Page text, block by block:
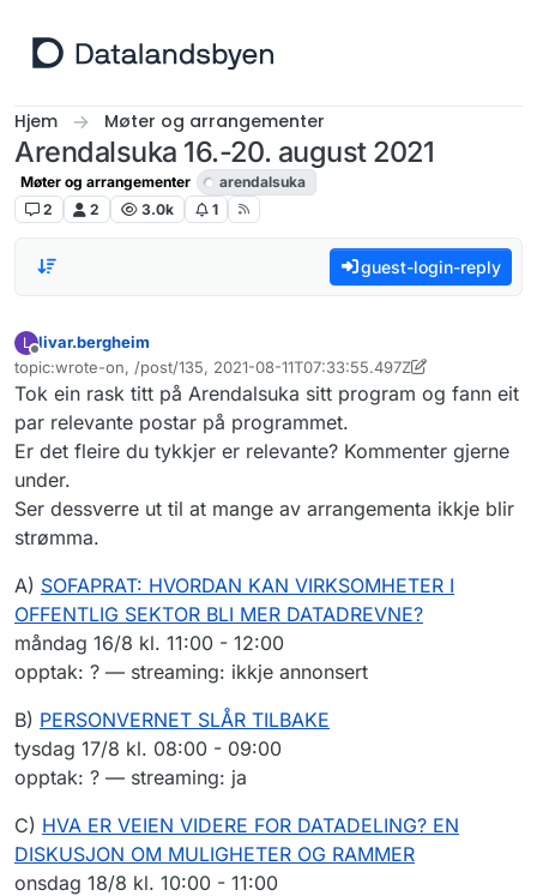
Hjem Møter og arrangementer
Arendalsuka 16.-20. august 2021
Møter og arrangementer
arendalsuka
2
2 3.0k 1
guest-login-reply
L
Frakoblet
livar.bergheim
topic:wrote-on, /post/135, 2021-08-11T07:33:55.497Z
Sist endret av livar.bergheim
Tok ein rask titt på Arendalsuka sitt program og fann eit
par relevante postar på programmet.
Er det fleire du tykkjer er relevante? Kommenter gjerne
under.
Ser dessverre ut til at mange av arrangementa ikkje blir
strømma.
A) SOFAPRAT: HVORDAN KAN VIRKSOMHETER I
OFFENTLIG SEKTOR BLI MER DATADREVNE?
måndag 16/8 kl. 11:00 - 12:00
opptak: ? — streaming: ikkje annonsert
B) PERSONVERNET SLÅR TILBAKE
tysdag 17/8 kl. 08:00 - 09:00
opptak: ? — streaming: ja
C) HVA ER VEIEN VIDERE FOR DATADELING? EN
DISKUSJON OM MULIGHETER OG RAMMER
onsdag 18/8 kl. 10:00 - 11:00